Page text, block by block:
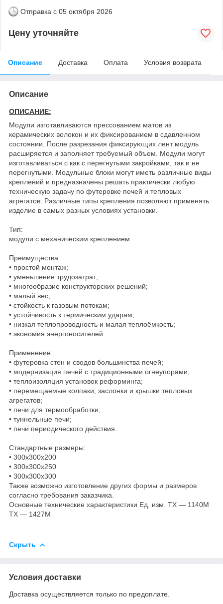
Отправка с 05 октября 2026
Цену уточняйте
Описание Доставка Оплата Условия возврата
Описание
ОПИСАНИЕ:
Модули изготавливаются прессованием матов из
керамических волокон и их фиксированием в сдавленном
состоянии. После разрезания фиксирующих лент модуль
расширяется и заполняет требуемый объем. Модули могут
изготавливаться с как с перегнутыми закройками, так и не
перегнутыми. Модульные блоки могут иметь различные виды
креплений и предназначены решать практически любую
техническую задачу по футеровке печей и тепловых
агрегатов. Различные типы крепления позволяют применять
изделие в самых разных условиях установки.
Тип:
модули с механическим креплением
Преимущества:
• простой монтаж;
• уменьшение трудозатрат;
• многообразие конструкторских решений;
• малый вес;
• стойкость к газовым потокам;
• устойчивость к термическим ударам;
• низкая теплопроводность и малая теплоёмкость;
• экономия энергоносителей.
Применение:
• футеровка стен и сводов большинства печей;
• модернизация печей с традиционными огнеупорами;
• теплоизоляция установок реформинга;
• перемещаемые колпаки, заслонки и крышки тепловых
агрегатов;
• печи для термообработки;
• туннельные печи;
• печи периодического действия.
Стандартные размеры:
• 300х300х200
• 300х300х250
• 300х300х300
Также возможно изготовление других формы и размеров
согласно требования заказчика.
Основные технические характеристики Ед. изм. TX ― 1140М
TX ― 1427М
Скрыть
Условия доставки
Доставка осуществляется только по предоплате.